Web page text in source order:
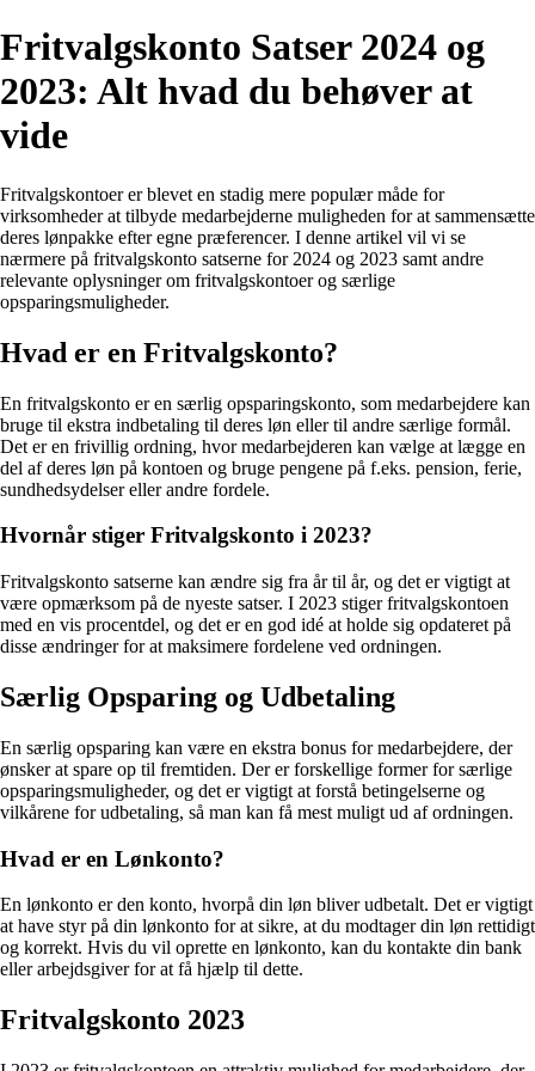
Fritvalgskonto Satser 2024 og
2023: Alt hvad du behøver at
vide
Fritvalgskontoer er blevet en stadig mere populær måde for
virksomheder at tilbyde medarbejderne muligheden for at sammensætte
deres lønpakke efter egne præferencer. I denne artikel vil vi se
nærmere på fritvalgskonto satserne for 2024 og 2023 samt andre
relevante oplysninger om fritvalgskontoer og særlige
opsparingsmuligheder.
Hvad er en Fritvalgskonto?
En fritvalgskonto er en særlig opsparingskonto, som medarbejdere kan
bruge til ekstra indbetaling til deres løn eller til andre særlige formål.
Det er en frivillig ordning, hvor medarbejderen kan vælge at lægge en
del af deres løn på kontoen og bruge pengene på f.eks. pension, ferie,
sundhedsydelser eller andre fordele.
Hvornår stiger Fritvalgskonto i 2023?
Fritvalgskonto satserne kan ændre sig fra år til år, og det er vigtigt at
være opmærksom på de nyeste satser. I 2023 stiger fritvalgskontoen
med en vis procentdel, og det er en god idé at holde sig opdateret på
disse ændringer for at maksimere fordelene ved ordningen.
Særlig Opsparing og Udbetaling
En særlig opsparing kan være en ekstra bonus for medarbejdere, der
ønsker at spare op til fremtiden. Der er forskellige former for særlige
opsparingsmuligheder, og det er vigtigt at forstå betingelserne og
vilkårene for udbetaling, så man kan få mest muligt ud af ordningen.
Hvad er en Lønkonto?
En lønkonto er den konto, hvorpå din løn bliver udbetalt. Det er vigtigt
at have styr på din lønkonto for at sikre, at du modtager din løn rettidigt
og korrekt. Hvis du vil oprette en lønkonto, kan du kontakte din bank
eller arbejdsgiver for at få hjælp til dette.
Fritvalgskonto 2023